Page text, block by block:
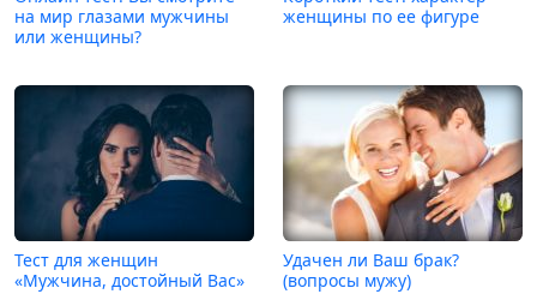
на мир глазами мужчины
или женщины?
женщины по ее фигуре
Тест для женщин
«Мужчина, достойный Вас»
Удачен ли Ваш брак?
(вопросы мужу)